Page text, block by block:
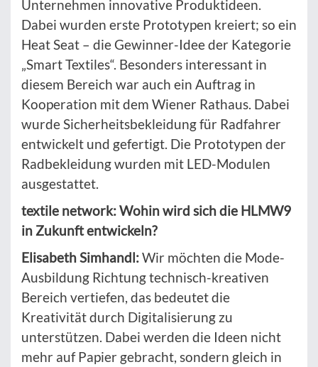
Unternehmen innovative Produktideen.
Dabei wurden erste Prototypen kreiert; so ein
Heat Seat – die Gewinner-Idee der Kategorie
„Smart Textiles“. Besonders interessant in
diesem Bereich war auch ein Auftrag in
Kooperation mit dem Wiener Rathaus. Dabei
wurde Sicherheitsbekleidung für Radfahrer
entwickelt und gefertigt. Die Prototypen der
Radbekleidung wurden mit LED-Modulen
ausgestattet.
textile network: Wohin wird sich die HLMW9
in Zukunft entwickeln?
Elisabeth Simhandl:Wir möchten die Mode-
Ausbildung Richtung technisch-kreativen
Bereich vertiefen, das bedeutet die
Kreativität durch Digitalisierung zu
unterstützen. Dabei werden die Ideen nicht
mehr auf Papier gebracht, sondern gleich in